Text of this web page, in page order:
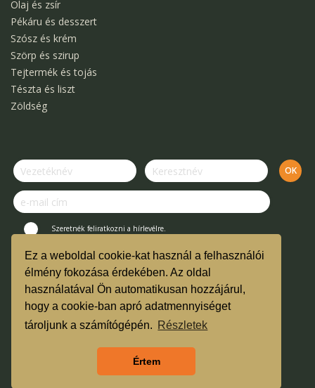
Ez a weboldal cookie-kat használ a felhasználói
élmény fokozása érdekében. Az oldal
használatával Ön automatikusan hozzájárul,
hogy a cookie-ban apró adatmennyiséget
tároljunk a számítógépén. Részletek
Értem
Olaj és zsír
Pékáru és desszert
Szósz és krém
Szörp és szirup
Tejtermék és tojás
Tészta és liszt
Zöldség
Szeretnék feliratkozni a hírlevélre.
© Kertek Íze Bevásárló Közösség.
Vásárlási útmutató és ÁSZF
TMR
Árgarancia